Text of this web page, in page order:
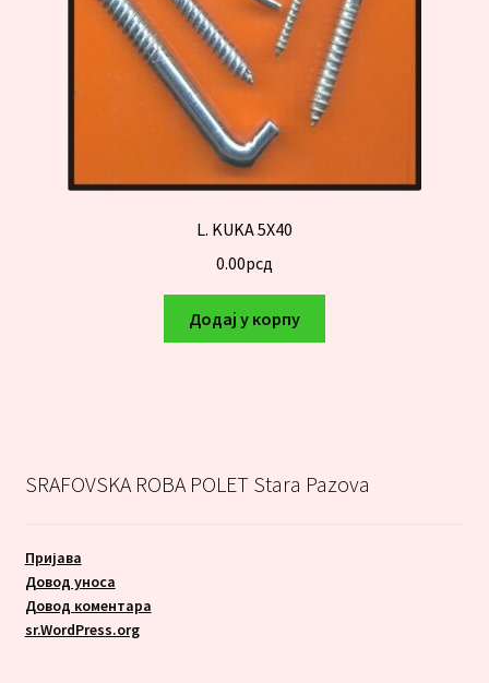
L. KUKA 5X40
0.00рсд
Додај у корпу
SRAFOVSKA ROBA POLET Stara Pazova
Пријава
Довод уноса
Довод коментара
sr.WordPress.org